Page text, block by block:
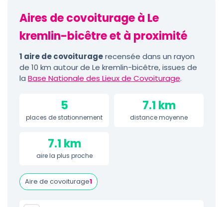
Aires de covoiturage à Le
kremlin-bicêtre et à proximité
1 aire de covoituragerecensée dans un rayon
de 10 km autour de Le kremlin-bicêtre, issues de
la Base Nationale des Lieux de Covoiturage.
5
places de stationnement
7.1 km
distance moyenne
7.1 km
aire la plus proche
Aire de covoiturage1